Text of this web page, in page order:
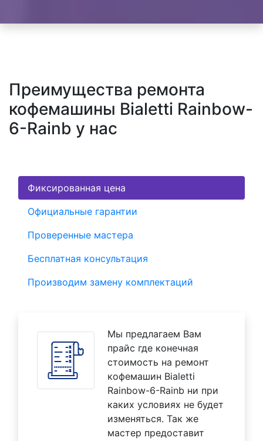
Преимущества ремонта
кофемашины Bialetti Rainbow-
6-Rainb у нас
Фиксированная цена
Официальные гарантии
Проверенные мастера
Бесплатная консультация
Производим замену комплектаций
Мы предлагаем Вам
прайс где конечная
стоимость на ремонт
кофемашин Bialetti
Rainbow-6-Rainb ни при
каких условиях не будет
изменяться. Так же
мастер предоставит